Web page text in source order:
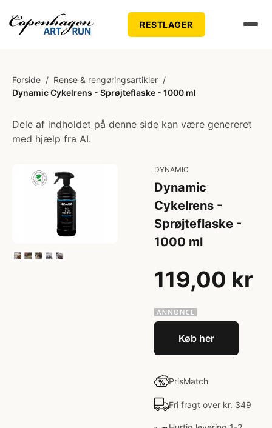
RESTLAGER
Forside / Rense & rengøringsartikler /
Dynamic Cykelrens - Sprøjteflaske - 1000 ml
Dele af indholdet på denne side kan være genereret
med hjælp fra AI.
DYNAMIC
Dynamic
Cykelrens -
Sprøjteflaske -
1000 ml
119,00 kr
Køb her
PrisMatch
Fri fragt over kr. 349